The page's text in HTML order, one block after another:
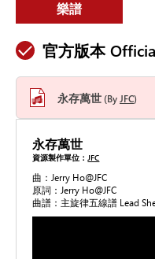
樂譜
官方版本
永存萬世 By JFC
永存萬世
資源製作單位：JFC
曲：Jerry Ho@JFC
原詞：Jerry Ho@JFC
曲譜：主旋律五線譜 Lead